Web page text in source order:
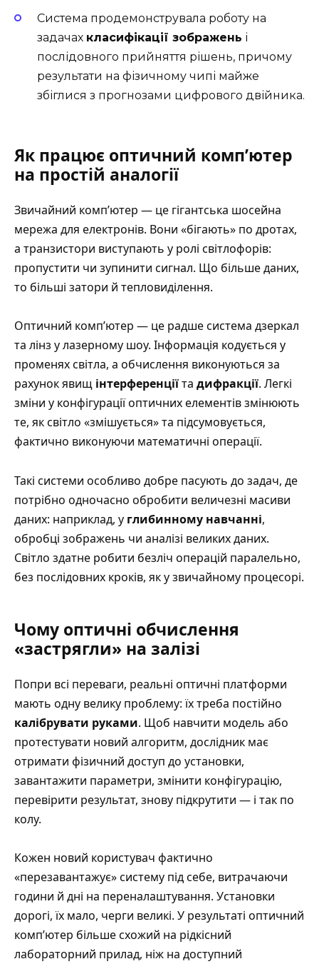
Система продемонструвала роботу на
задачах класифікації зображень і
послідовного прийняття рішень, причому
результати на фізичному чипі майже
збіглися з прогнозами цифрового двійника.
Як працює оптичний комп’ютер
на простій аналогії
Звичайний комп’ютер — це гігантська шосейна
мережа для електронів. Вони «бігають» по дротах,
а транзистори виступають у ролі світлофорів:
пропустити чи зупинити сигнал. Що більше даних,
то більші затори й тепловиділення.
Оптичний комп’ютер — це радше система дзеркал
та лінз у лазерному шоу. Інформація кодується у
променях світла, а обчислення виконуються за
рахунок явищ інтерференціїта дифракції. Легкі
зміни у конфігурації оптичних елементів змінюють
те, як світло «змішується» та підсумовується,
фактично виконуючи математичні операції.
Такі системи особливо добре пасують до задач, де
потрібно одночасно обробити величезні масиви
даних: наприклад, у глибинному навчанні,
обробці зображень чи аналізі великих даних.
Світло здатне робити безліч операцій паралельно,
без послідовних кроків, як у звичайному процесорі.
Чому оптичні обчислення
«застрягли» на залізі
Попри всі переваги, реальні оптичні платформи
мають одну велику проблему: їх треба постійно
калібрувати руками. Щоб навчити модель або
протестувати новий алгоритм, дослідник має
отримати фізичний доступ до установки,
завантажити параметри, змінити конфігурацію,
перевірити результат, знову підкрутити — і так по
колу.
Кожен новий користувач фактично
«перезавантажує» систему під себе, витрачаючи
години й дні на переналаштування. Установки
дорогі, їх мало, черги великі. У результаті оптичний
комп’ютер більше схожий на рідкісний
лабораторний прилад, ніж на доступний